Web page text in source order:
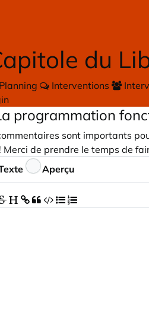
du
Planning Interventions
programmation
sont importants
Merci de prendre le temps de
Aperçu